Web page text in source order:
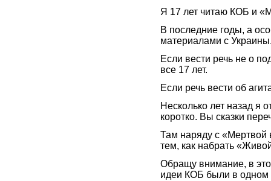
Я 17 лет читаю КОБ и
В последние годы, а
материалами с
Если вести речь не о
все 17 лет.
Если речь вести об
Несколько лет назад я
коротко. Вы сказки
Там наряду с
тем, как набрать
Обращу внимание, в
идеи КОБ были в одном